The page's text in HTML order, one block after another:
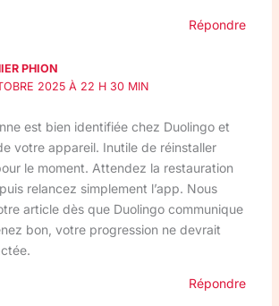
Répondre
PHION
2025 À 22 H 30 MIN
est bien identifiée chez Duolingo et
votre appareil. Inutile de réinstaller
le moment. Attendez la restauration
relancez simplement l’app. Nous
article dès que Duolingo communique
bon, votre progression ne devrait
Répondre